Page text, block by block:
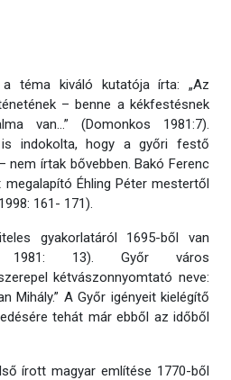
téma kiváló kutatója írta: „Az
– benne a kékfestésnek
van…” (Domonkos 1981:7).
is indokolta, hogy a győri festő
nem írtak bővebben. Bakó Ferenc
Éhling Péter mestertől
161- 171).
gyakorlatáról 1695-ből van
1981: 13). Győr város
kétvászonnyomtató neve:
Mihály.” A Győr igényeit kielégítő
tehát már ebből az időből
írott magyar említése 1770-ből